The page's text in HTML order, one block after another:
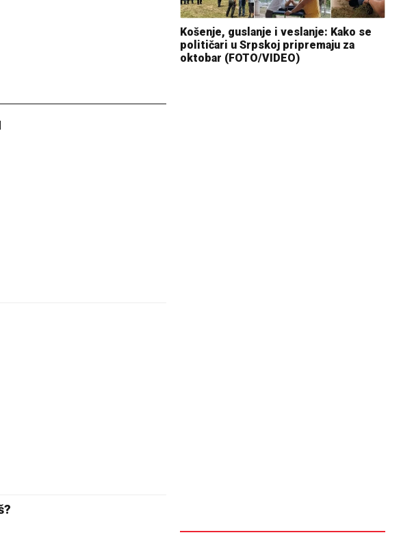
Košenje, guslanje i veslanje: Kako se
političari u Srpskoj pripremaju za
oktobar (FOTO/VIDEO)